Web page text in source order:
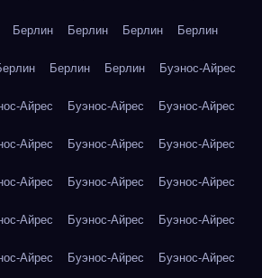
Берлин Берлин Берлин Берлин
Берлин Берлин Буэнос-Айрес
Айрес Буэнос-Айрес Буэнос-Айрес
Айрес Буэнос-Айрес Буэнос-Айрес
Айрес Буэнос-Айрес Буэнос-Айрес
Айрес Буэнос-Айрес Буэнос-Айрес
Айрес Буэнос-Айрес Буэнос-Айрес